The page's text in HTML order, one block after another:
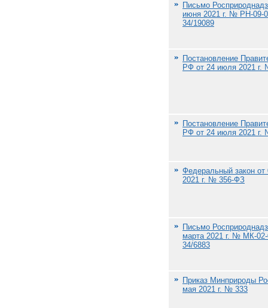
Письмо
июня 2021 г. № РН-09-
34/19089
Постановление
РФ от 24 июля 2021 г.
Постановление
РФ от 24 июля 2021 г.
Федеральный закон
2021 г. № 356-ФЗ
Письмо
марта 2021 г. № МК-
34/6883
Приказ Минприроды
мая 2021 г. № 333